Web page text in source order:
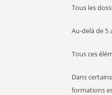
Tous les
Au-delà de 5
Tous ces
Dans
formations